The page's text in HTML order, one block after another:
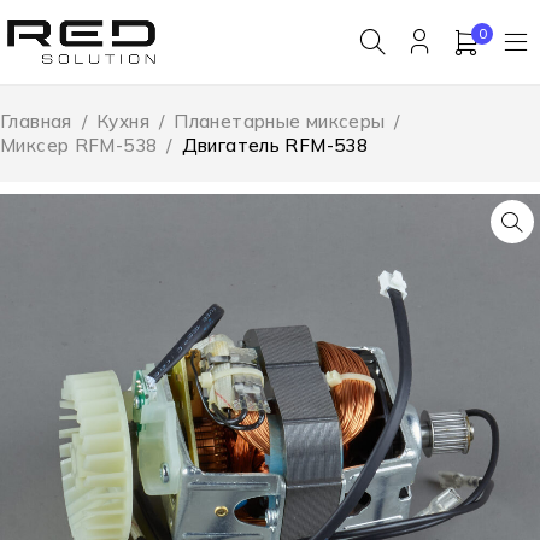
0
Главная / Кухня / Планетарные миксеры /
Миксер RFM-538 / Двигатель RFM-538